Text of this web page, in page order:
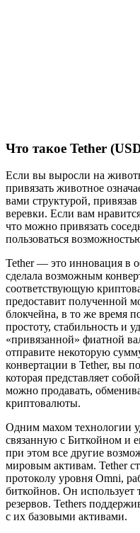
Что такое Tether
Если вы выросли на
привязать животное
вами структурой,
веревки. Если вам
что можно привязать
пользоваться
Tether — это инновация в
сделала возможным
соответствующую
предоставит полученной
блокчейна, в то же время
простоту, стабильность и
«привязанной» фиатной
отправите некоторую
конвертации в Tether, вы
которая представляет
можно продавать,
криптовалюты.
Одним махом технологии
связанную с Биткойном и
при этом все другие
мировым активам. Tether
протоколу уровня Omni,
биткойнов. Он использует
резервов. Tethers
с их базовыми активами.